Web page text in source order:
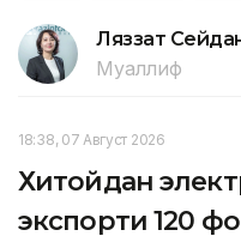
Ляззат
Муаллиф
18:38, 07 Август 2026
Хитойдан
экспорти 120